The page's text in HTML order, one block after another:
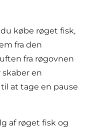
købe røget fisk,
fra den
fra røgovnen
en
at tage en pause
af røget fisk og